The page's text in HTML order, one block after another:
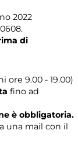
2022
di
9.00 - 19.00)
fino ad
è obbligatoria.
una mail con il